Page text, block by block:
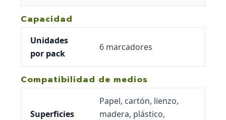
Capacidad
Unidades
por pack
6 marcadores
Compatibilidad de medios
Superficies
Papel, cartón, lienzo,
madera, plástico,